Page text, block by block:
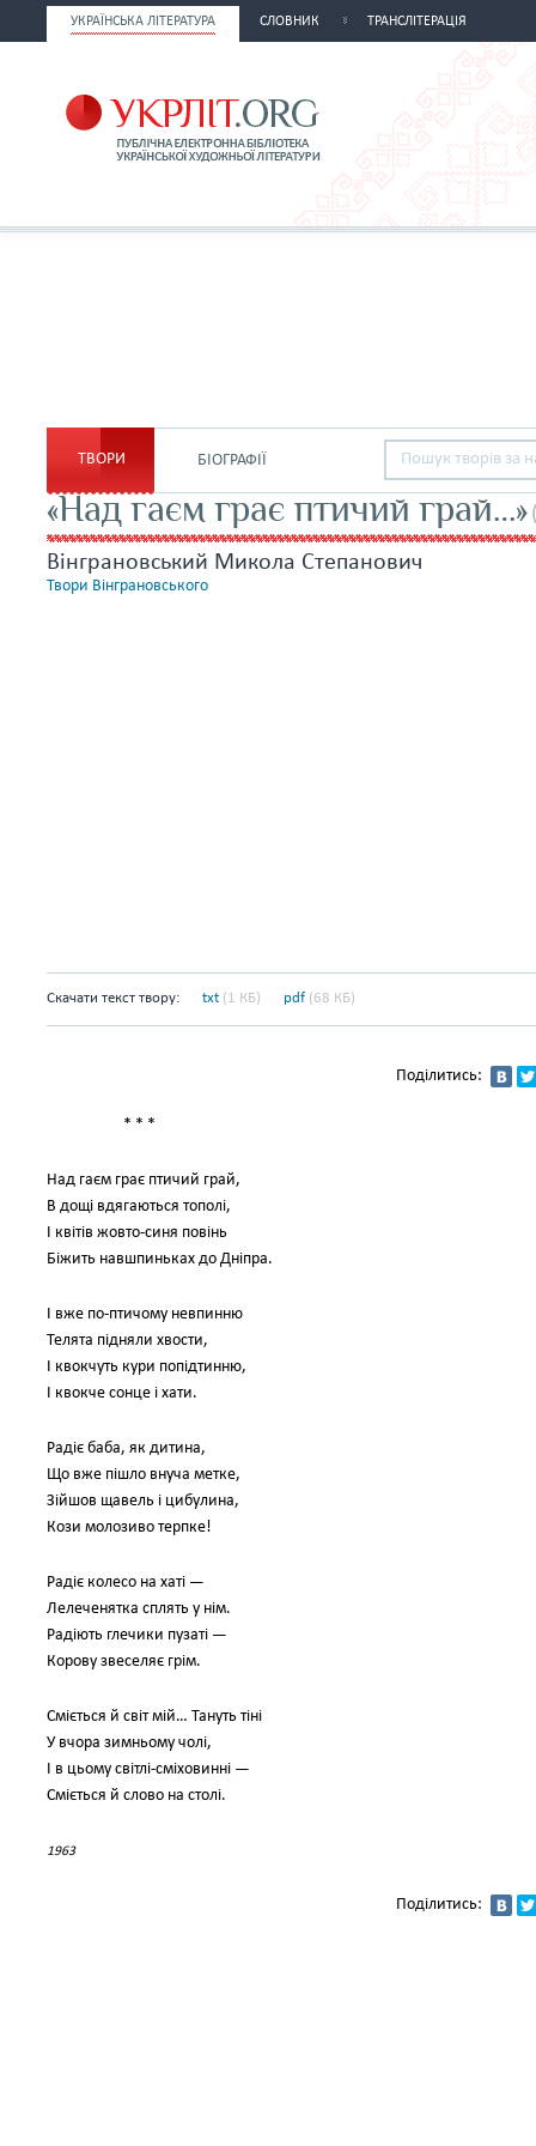
УКРАЇНСЬКА ЛІТЕРАТУРА СЛОВНИК ТРАНСЛІТЕРАЦІЯ
ТВОРИ БІОГРАФІЇ
«Над гаєм грає птичий грай…»
Вінграновський Микола Степанович
Твори Вінграновського
Скачати текст твору: txt (1 КБ) pdf (68 КБ)
Поділитись:
* * *
Над гаєм грає птичий грай,
В дощі вдягаються тополі,
І квітів жовто-синя повінь
Біжить навшпиньках до Дніпра.
І вже по-птичому невпинню
Телята підняли хвости,
І квокчуть кури попідтинню,
І квокче сонце і хати.
Радіє баба, як дитина,
Що вже пішло внуча метке,
Зійшов щавель і цибулина,
Кози молозиво терпке!
Радіє колесо на хаті —
Лелеченятка сплять у нім.
Радіють глечики пузаті —
Корову звеселяє грім.
Сміється й світ мій… Тануть тіні
У вчора зимньому чолі,
І в цьому світлі-сміховинні —
Сміється й слово на столі.
1963
Поділитись: